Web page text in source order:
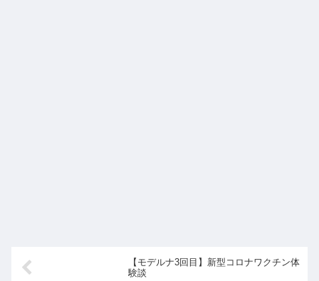
【モデルナ3回目】新型コロナワクチン体
験談